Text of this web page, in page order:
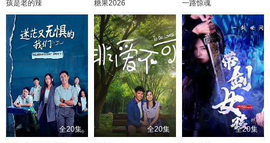
孩是老的辣 糖果2026 一路惊魂
全20集 全20集 全20集